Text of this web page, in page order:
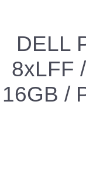
DELL
8xLFF
16GB /